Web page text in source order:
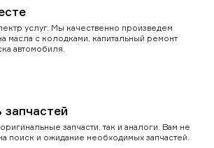
услуг. Мы качественно произведем
масла с колодками, капитальный ремонт
автомобиля.
запчасти, так и аналоги. Вам не
поиск и ожидание необходимых запчастей.